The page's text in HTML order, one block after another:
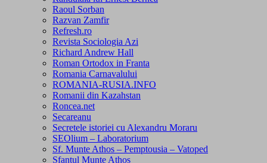
Raoul Sorban
Razvan Zamfir
Refresh.ro
Revista Sociologia Azi
Richard Andrew Hall
Roman Ortodox in Franta
Romania Carnavalului
ROMANIA-RUSIA.INFO
Romanii din Kazahstan
Roncea.net
Secareanu
Secretele istoriei cu Alexandru Moraru
SEOlium – Laboratorium
Sf. Munte Athos – Pemptousia – Vatoped
Sfantul Munte Athos